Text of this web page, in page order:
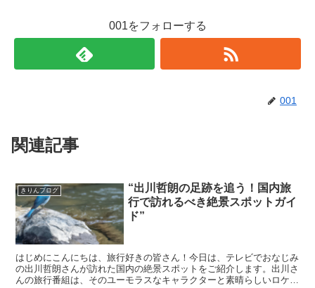
001をフォローする
001
関連記事
きりんブログ
“出川哲朗の足跡を追う！国内旅
行で訪れるべき絶景スポットガイ
ド”
はじめにこんにちは、旅行好きの皆さん！今日は、テレビでおなじみ
の出川哲朗さんが訪れた国内の絶景スポットをご紹介します。出川さ
んの旅行番組は、そのユーモラスなキャラクターと素晴らしいロケー